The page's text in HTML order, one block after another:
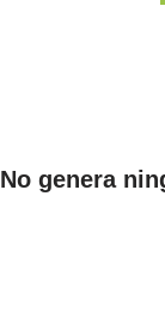
No genera